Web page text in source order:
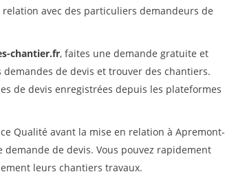
avec des particuliers demandeurs de
chantier.fr, faites une demande gratuite et
de devis et trouver des chantiers.
de devis enregistrées depuis les plateformes
Qualité avant la mise en relation à Apremont-
de devis. Vous pouvez rapidement
leurs chantiers travaux.